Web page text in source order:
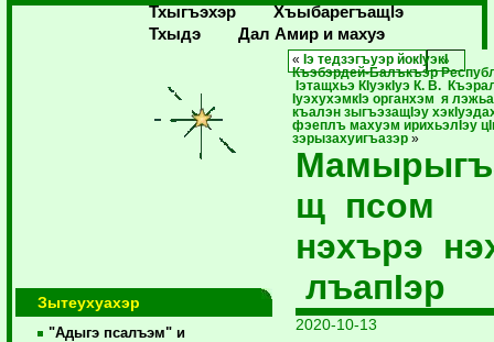
Тхыгъэхэр
Хъыбарегъащlэ
Тхыдэ
Дал Амир и махуэ
Зытеухуахэр
"Адыгэ псалъэм" и
« Iэ тедзэгъуэр йокIуэкI
Къэбэрдей-Балъкъэр
Iэтащхьэ КIуэкIуэ К. В.
IуэхухэмкIэ органхэм я
къалэн зыгъэзащIэу
фэеплъ махуэм ирихьэлIэу
зэрызахуигъазэр »
щ псом
нэхърэ
лъапIэр
2020-10-13